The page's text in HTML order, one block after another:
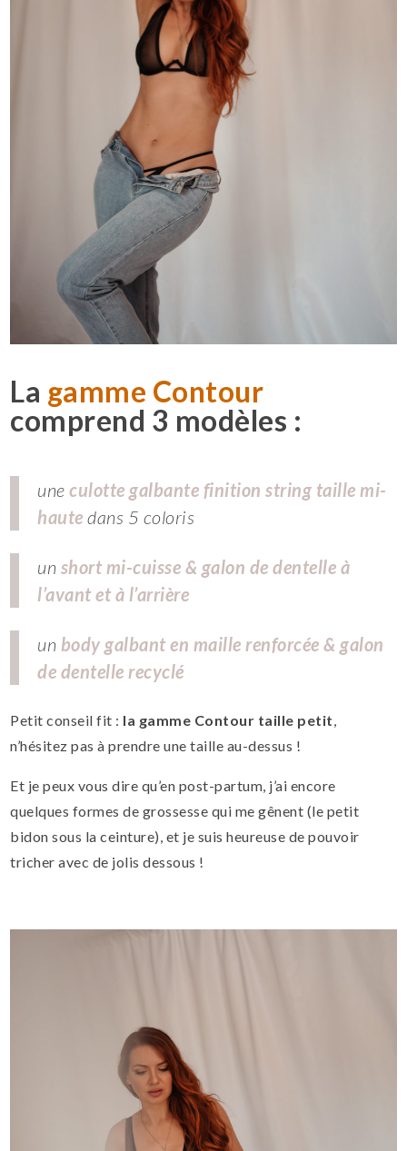
La gamme Contour
comprend 3 modèles :
uneculotte galbante finition string taille mi-
haute dans 5 coloris
un short mi-cuisse & galon de dentelle à
l’avant et à l’arrière
un body galbant en maille renforcée & galon
de dentelle recyclé
Petit conseil fit : la gamme Contour taille petit
n’hésitez pas à prendre une taille au-dessus !
Et je peux vous dire qu’en post-partum, j’ai encore
quelques formes de grossesse qui me gênent (le petit
bidon sous la ceinture), et je suis heureuse de pouvoir
tricher avec de jolis dessous !